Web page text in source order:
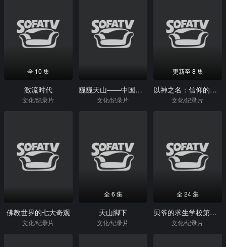
全 10 集
激流时代
文化/纪录片
巍巍天山——中国新疆反恐记忆
文化/纪录片
更新至 8 集
以神之名：信仰的背叛
文化/纪录片
佛教世界的七大奇观
文化/纪录片
全 6 集
天山脚下
文化/纪录片
全 24 集
贝爷的求生学校第一季
文化/纪录片